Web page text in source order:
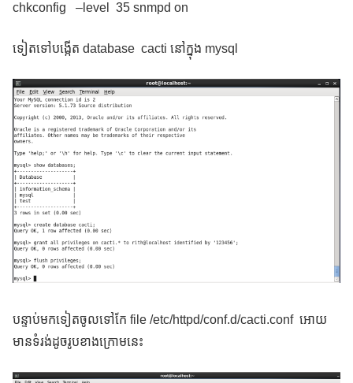
chkconfig –level 35 snmpd on
ទៀតទៅបង្កើត database cacti នៅក្នុង mysql
បន្ទាប់មកទៀតចូលទៅកែ file /etc/httpd/conf.d/cacti.conf អោយ
មានទំរង់ដូចរូបខាងក្រោមនេះ